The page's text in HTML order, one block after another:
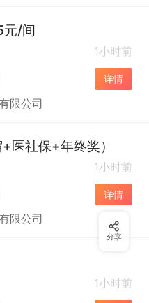
元/间
1小时前
详情
限公司
医社保+年终奖）
1小时前
详情
限公司
1小时前
分享